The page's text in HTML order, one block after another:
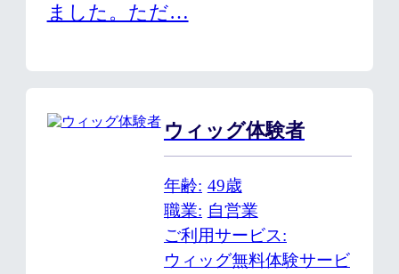
ました。ただ…
ウィッグ体験者
年齢 49歳
職業
自営業
ご利用サービス
ウィッグ無料体験サービ